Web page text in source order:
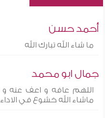
أحمد حسن
ما شاء الله تبارك الله
جمال ابو محمد
اللهم عافه و اعف عنه و
ماشاء الله خشوع في